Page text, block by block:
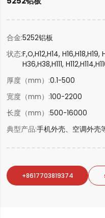
合金 5252铝板
状态F,O,H12,H14,
H36,H38,H111,
厚度（mm）
0.1-500
宽度（mm）
100-2200
长度（mm）
500-16000
典型产品 手机外壳、空调外壳
+8617703819374